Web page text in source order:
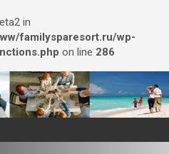
in
familysparesort.ru/wp-
on line 286